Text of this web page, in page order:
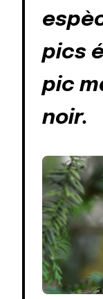
pics
pic
noir.